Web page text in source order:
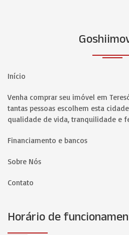
Início
Venha comprar seu imóvel em
tantas pessoas escolhem esta
qualidade de vida, tranquilidade e
Financiamento e bancos
Sobre Nós
Contato
Horário de